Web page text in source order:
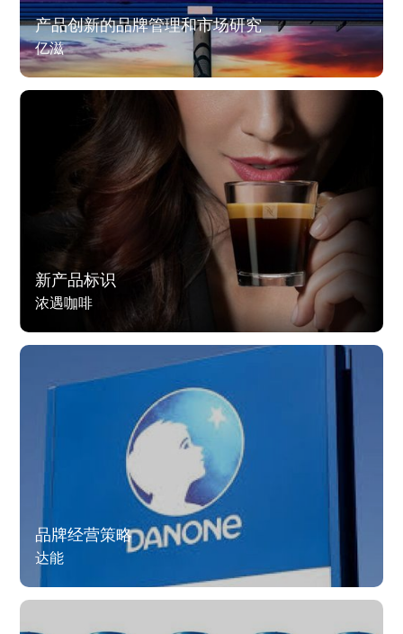
产品创新的品牌管理和市场研究
亿滋
新产品标识
浓遇咖啡
品牌经营策略
达能